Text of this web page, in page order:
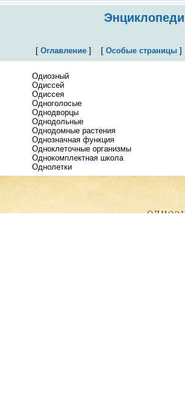
[ Оглавление] [ Особые страницы
Одиозный
Одиссей
Одиссея
Одноголосые
Однодворцы
Однодольные
Однодомные растения
Однозначная функция
Одноклеточные организмы
Однокомплектная школа
Однолетки